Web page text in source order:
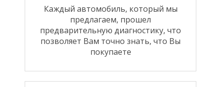
Каждый автомобиль, который мы
предлагаем, прошел
предварительную диагностику, что
позволяет Вам точно знать, что Вы
покупаете